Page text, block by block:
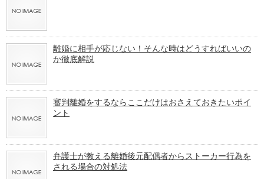
離婚に相手が応じない！そんな時はどうすればいいの
か徹底解説
審判離婚をするならここだけはおさえておきたいポイ
ント
弁護士が教える離婚後元配偶者からストーカー行為を
される場合の対処法